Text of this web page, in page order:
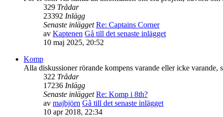
329 Trådar
23392 Inlägg
Senaste inlägget Re: Captains Corner
av Kaptenen Gå till det senaste inlägget
10 maj 2025, 20:52
Komp
Alla diskussioner rörande kompens varande eller icke varande,
322 Trådar
17236 Inlägg
Senaste inlägget Re: Komp i 8th?
av majbjörn Gå till det senaste inlägget
10 apr 2018, 22:34